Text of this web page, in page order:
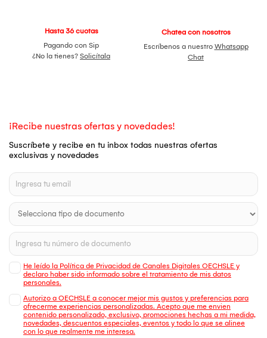
Hasta 36 cuotas
Pagando con Sip
¿No la tienes? Solicítala
Chatea con nosotros
Escríbenos a nuestro Whatsapp
Chat
¡Recibe nuestras ofertas y novedades!
Suscríbete y recibe en tu inbox todas nuestras ofertas
exclusivas y novedades
He leído la Política de Privacidad de Canales Digitales OECHSLE y
declaro haber sido informado sobre el tratamiento de mis datos
personales.
Autorizo a OECHSLE a conocer mejor mis gustos y preferencias para
ofrecerme experiencias personalizadas. Acepto que me envien
contenido personalizado, exclusivo, promociones hechas a mi medida,
novedades, descuentos especiales, eventos y todo lo que se alinee
con lo que realmente me interesa.